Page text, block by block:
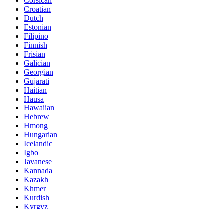
Croatian
Dutch
Estonian
Filipino
Finnish
Frisian
Galician
Georgian
Gujarati
Haitian
Hausa
Hawaiian
Hebrew
Hmong
Hungarian
Icelandic
Igbo
Javanese
Kannada
Kazakh
Khmer
Kurdish
Kyrgyz